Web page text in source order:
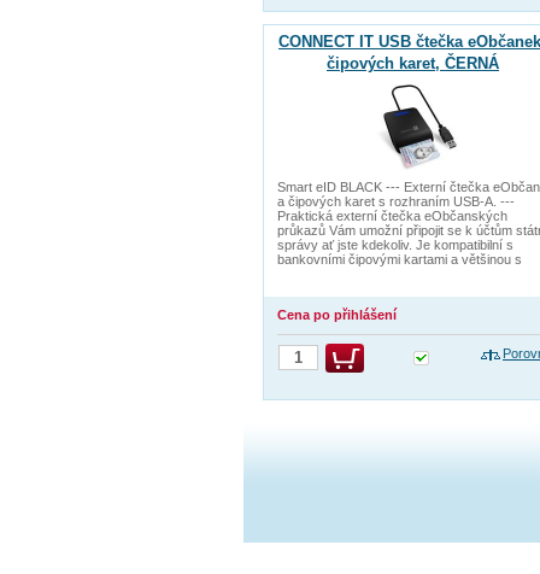
CONNECT IT USB čtečka
čipových karet, ČERNÁ
Smart eID BLACK --- Externí čtečka
a čipových karet s rozhraním USB-A. ---
Praktická externí čtečka eObčanských
průkazů Vám umožní připojit se k účtům
správy ať jste kdekoliv. Je kompatibilní s
bankovními čipovými kartami a většinou s
Cena po přihlášení